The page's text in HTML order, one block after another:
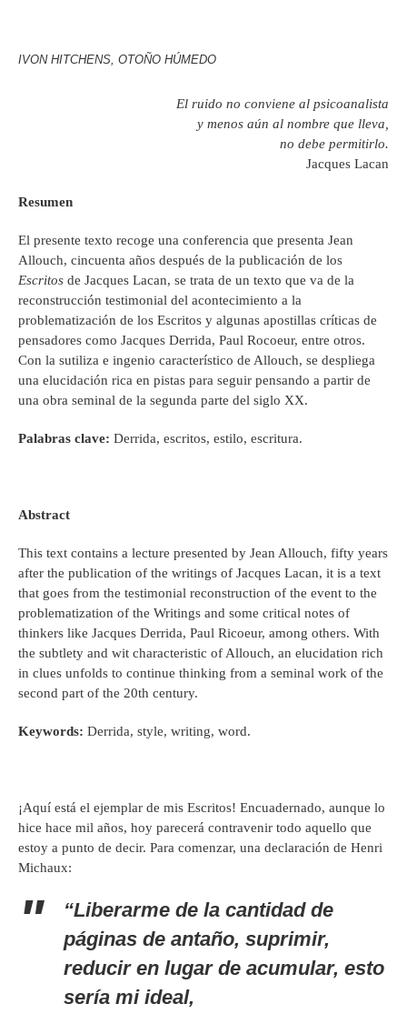
IVON HITCHENS, OTOÑO HÚMEDO
El ruido no conviene al psicoanalista
y menos aún al nombre que lleva,
no debe permitirlo.
Jacques Lacan
Resumen
El presente texto recoge una conferencia que presenta Jean
Allouch, cincuenta años después de la publicación de los
Escritos de Jacques Lacan, se trata de un texto que va de la
reconstrucción testimonial del acontecimiento a la
problematización de los Escritos y algunas apostillas críticas de
pensadores como Jacques Derrida, Paul Rocoeur, entre otros.
Con la sutiliza e ingenio característico de Allouch, se despliega
una elucidación rica en pistas para seguir pensando a partir de
una obra seminal de la segunda parte del siglo XX.
Palabras clave: Derrida, escritos, estilo, escritura.
Abstract
This text contains a lecture presented by Jean Allouch, fifty years
after the publication of the writings of Jacques Lacan, it is a text
that goes from the testimonial reconstruction of the event to the
problematization of the Writings and some critical notes of
thinkers like Jacques Derrida, Paul Ricoeur, among others. With
the subtlety and wit characteristic of Allouch, an elucidation rich
in clues unfolds to continue thinking from a seminal work of the
second part of the 20th century.
Keywords: Derrida, style, writing, word.
¡Aquí está el ejemplar de mis Escritos! Encuadernado, aunque lo
hice hace mil años, hoy parecerá contravenir todo aquello que
estoy a punto de decir. Para comenzar, una declaración de Henri
Michaux:
“Liberarme de la cantidad de
páginas de antaño, suprimir,
reducir en lugar de acumular, esto
sería mi ideal,